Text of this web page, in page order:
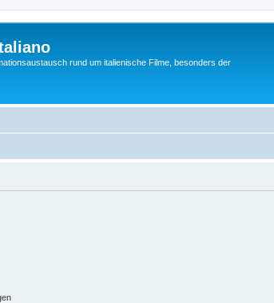
rund um italienische Filme, besonders der